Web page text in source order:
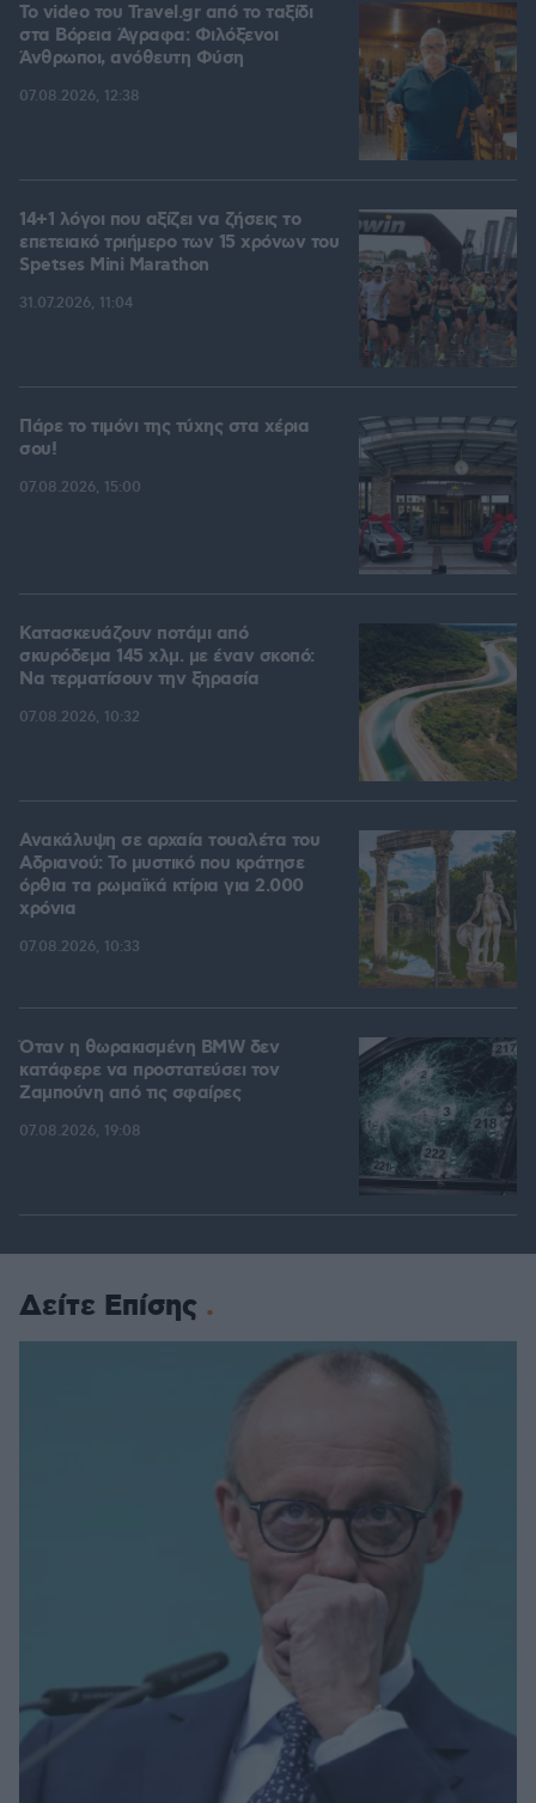
To video του Travel.gr από το ταξίδι
στα Βόρεια Άγραφα: Φιλόξενοι
Άνθρωποι, ανόθευτη Φύση
07.08.2026, 12:38
14+1 λόγοι που αξίζει να ζήσεις το
επετειακό τριήμερο των 15 χρόνων του
Spetses Mini Marathon
31.07.2026, 11:04
Πάρε το τιμόνι της τύχης στα χέρια
σου!
07.08.2026, 15:00
Κατασκευάζουν ποτάμι από
σκυρόδεμα 145 χλμ. με έναν σκοπό:
Να τερματίσουν την ξηρασία
07.08.2026, 10:32
Ανακάλυψη σε αρχαία τουαλέτα του
Αδριανού: Το μυστικό που κράτησε
όρθια τα ρωμαϊκά κτίρια για 2.000
χρόνια
07.08.2026, 10:33
Όταν η θωρακισμένη BMW δεν
κατάφερε να προστατεύσει τον
Ζαμπούνη από τις σφαίρες
07.08.2026, 19:08
Δείτε Επίσης